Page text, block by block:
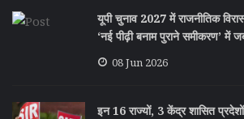
यूपी चुनाव 2027 में राजनीतिक
‘नई पीढ़ी बनाम पुराने समीकरण’ में
08 Jun 2026
इन 16 राज्यों, 3 केंद्र शासित